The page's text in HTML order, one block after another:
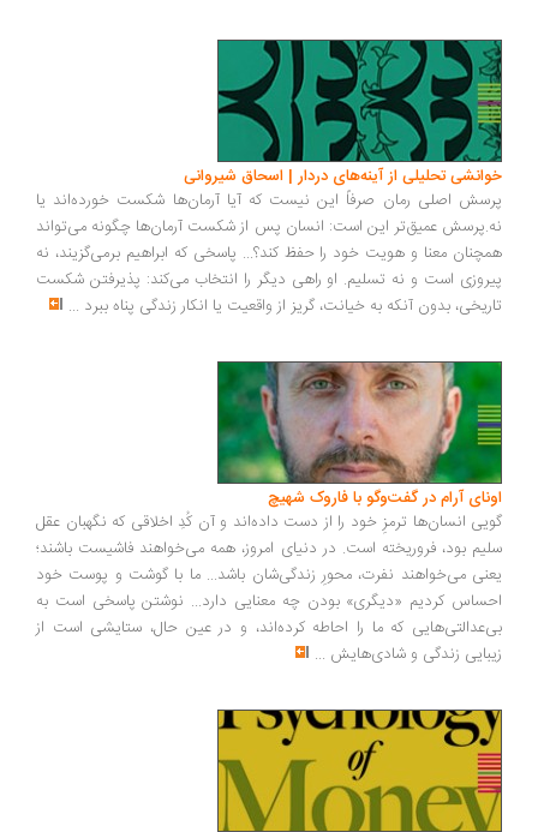
تحلیلی از آینه‌های دردار | اسحاق شیروانی
اصلی رمان صرفاً این نیست که آیا آرمان‌ها شکست خورده‌اند یا
عمیق‌تر این است: انسان پس از شکست آرمان‌ها چگونه می‌تواند
معنا و هویت خود را حفظ کند؟... پاسخی که ابراهیم برمی‌گزیند، نه
است و نه تسلیم. او راهی دیگر را انتخاب می‌کند: پذیرفتن شکست
بدون آنکه به خیانت، گریز از واقعیت یا انکار زندگی پناه ببرد...
آرام در گفت‌وگو با فاروک شهیچ‭
انسان‌ها ترمزِ خود را از دست داده‌اند و آن کُدِ اخلاقی که نگهبان عقل
بود، فروریخته است. در دنیای امروز، همه می‌خواهند فاشیست باشند؛
می‌خواهند نفرت، محورِ زندگی‌شان باشد... ما با گوشت و پوست خود
کردیم «دیگری» بودن چه معنایی دارد... نوشتن پاسخی است به
که ما را احاطه کرده‌اند، و در عین حال، ستایشی است از
زندگی و شادی‌هایش...